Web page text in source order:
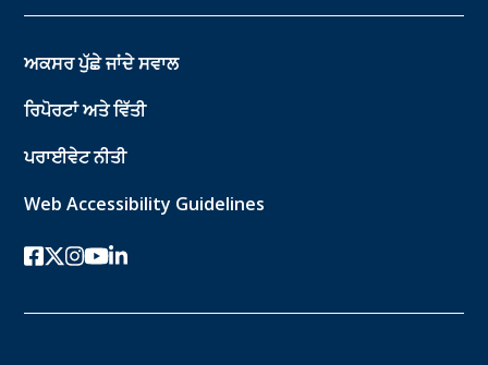
ਅਕਸਰ ਪੁੱਛੇ ਜਾਂਦੇ ਸਵਾਲ
ਰਿਪੋਰਟਾਂ ਅਤੇ ਵਿੱਤੀ
ਪਰਾਈਵੇਟ ਨੀਤੀ
Web Accessibility Guidelines
ਫੇਸਬੁੱਕ
ਟਵਿੱਟਰ-ਐਕਸ
instagram
youtube
ਲਿੰਕਡਇਨ